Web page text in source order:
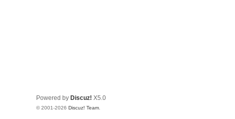
Powered by Discuz! X5.0
© 2001-2026 Discuz! Team